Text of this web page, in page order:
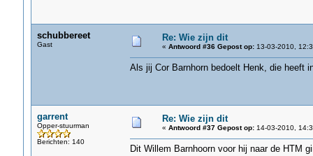
schubbereet
Gast
Re: Wie zijn dit
« Antwoord #36 Gepost op:13-03-2010,
Als jij Cor Barnhorn bedoelt Henk, die heeft
garrent
Opper-stuurman
Berichten: 140
Re: Wie zijn dit
« Antwoord #37 Gepost op:14-03-2010,
Dit Willem Barnhoorn voor hij naar de HTM